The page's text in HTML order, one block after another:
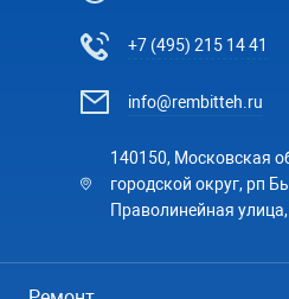
+7 (495) 215 14 41
info@rembitteh.ru
140150, Московская
городской округ, рп
Праволинейная